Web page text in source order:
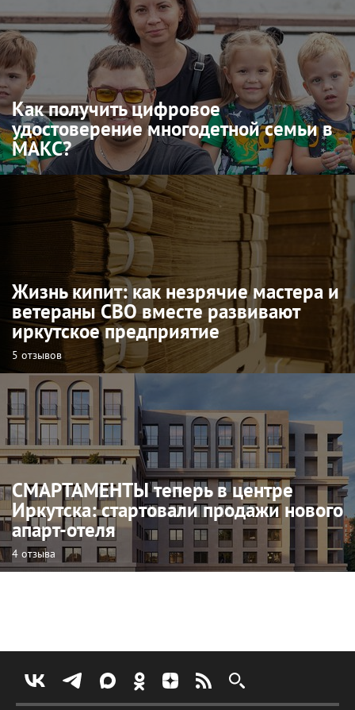
Как получить цифровое
удостоверение многодетной семьи в
МАКС?
Жизнь кипит: как незрячие мастера и
ветераны СВО вместе развивают
иркутское предприятие
5 отзывов
СМАРТАМЕНТЫ теперь в центре
Иркутска: стартовали продажи нового
апарт-отеля
4 отзыва